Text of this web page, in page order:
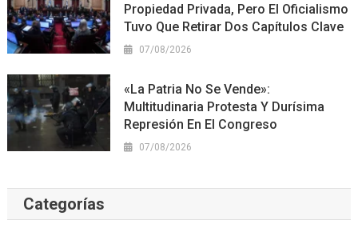
Propiedad Privada, Pero El Oficialismo
Tuvo Que Retirar Dos Capítulos Clave
07/08/2026
«La Patria No Se Vende»:
Multitudinaria Protesta Y Durísima
Represión En El Congreso
07/08/2026
Categorías